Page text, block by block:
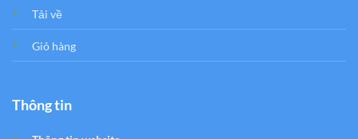
Tải về
Giỏ hàng
Thông tin